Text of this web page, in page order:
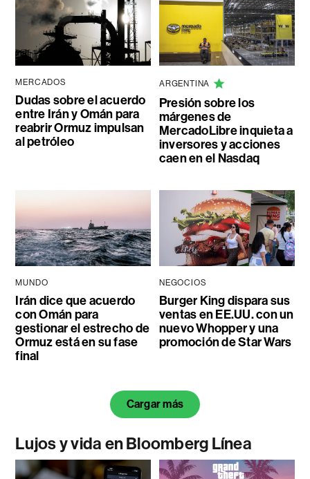
MERCADOS
Dudas sobre el acuerdo
entre Irán y Omán para
reabrir Ormuz impulsan
al petróleo
ARGENTINA
Presión sobre los
márgenes de
MercadoLibre inquieta a
inversores y acciones
caen en el Nasdaq
MUNDO
Irán dice que acuerdo
con Omán para
gestionar el estrecho de
Ormuz está en su fase
final
NEGOCIOS
Burger King dispara sus
ventas en EE.UU. con un
nuevo Whopper y una
promoción de Star Wars
Cargar más
Lujos y vida en Bloomberg Línea